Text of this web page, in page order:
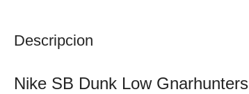
Descripcion
Nike SB Dunk Low Gnarhunters